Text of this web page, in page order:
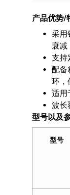
产品优势/
采用
衰减
支持
配备
环，
适用
波长
型号以及
型号